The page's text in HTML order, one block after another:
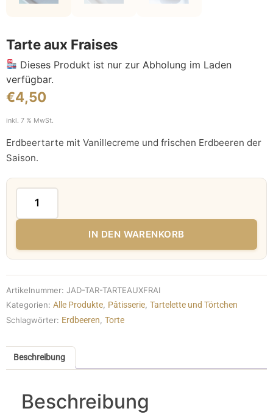
Tarte aux Fraises
Dieses Produkt ist nur zur Abholung im Laden
verfügbar.
€4,50
inkl. 7 % MwSt.
Erdbeertarte mit Vanillecreme und frischen Erdbeeren der
Saison.
IN DEN WARENKORB
Artikelnummer: JAD-TAR-TARTEAUXFRAI
Kategorien: Alle Produkte Pâtisserie Tartelette und Törtchen
Schlagwörter: Erdbeeren Torte
Beschreibung
Beschreibung